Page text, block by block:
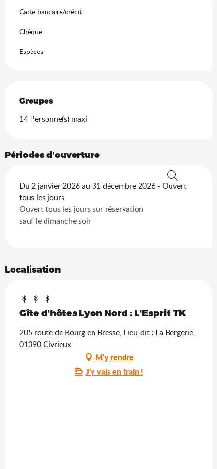
Recherche
Carte bancaire/crédit
Chèque
Espèces
Groupes
Groupes
14 Personne(s) maxi
Périodes d'ouverture
Du 2 janvier 2026 au 31 décembre 2026 - Ouvert
tous les jours
Ouvert tous les jours sur réservation
sauf le dimanche soir
Localisation
Gîte d'hôtes Lyon Nord : L'Esprit TK
205 route de Bourg en Bresse, Lieu-dit : La Bergerie,
01390 Civrieux
M'y rendre
J'y vais en train !